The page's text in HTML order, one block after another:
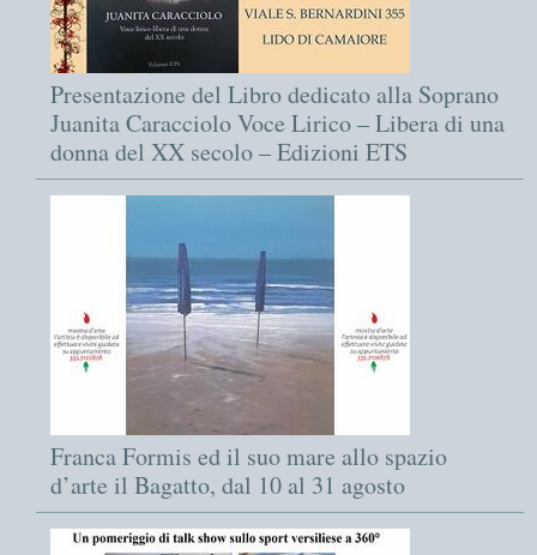
Presentazione del Libro dedicato alla Soprano
Juanita Caracciolo Voce Lirico – Libera di una
donna del XX secolo – Edizioni ETS
Franca Formis ed il suo mare allo spazio
d’arte il Bagatto, dal 10 al 31 agosto